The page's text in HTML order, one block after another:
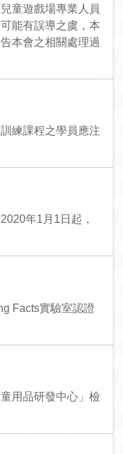
童遊戲場專業人員
能有誤導之虞，本
本會之相關處理過
練課程之學員應注
年1月1日起，
Facts實驗室認證
用品研發中心」檢